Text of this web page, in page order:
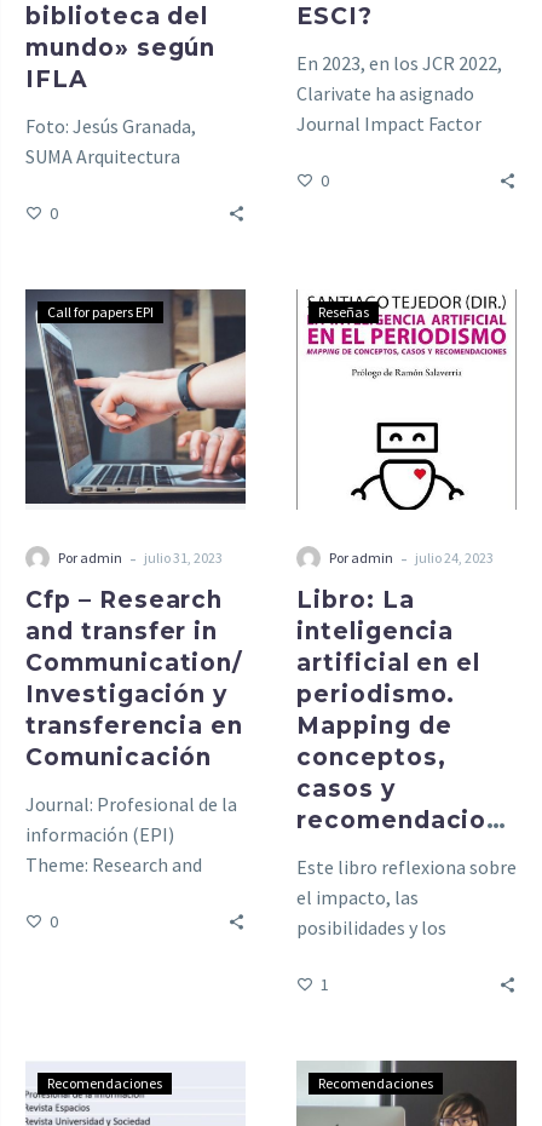
biblioteca del
mundo» según
IFLA
Foto: Jesús Granada,
SUMA Arquitectura
0
ESCI?
En 2023, en los JCR 2022,
Clarivate ha asignado
Journal Impact Factor
bases de datos A&HCI y
0
Call for papers EPI
Por admin - julio 31, 2023
Cfp – Research
and transfer in
Communication/
Investigación y
transferencia en
Comunicación
Journal: Profesional de la
información (EPI)
Theme: Research and
Communication
0
Reseñas
Por admin - julio 24, 2023
Libro: La
inteligencia
artificial en el
periodismo.
Mapping de
conceptos,
casos y
recomendaciones
Este libro reflexiona sobre
el impacto, las
posibilidades y los
inteligencia artificial (IA)
1
Recomendaciones Recomendaciones